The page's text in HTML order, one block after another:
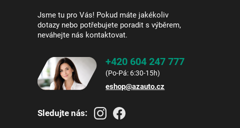
Jsme tu pro Vás! Pokud máte jakékoliv
dotazy nebo potřebujete poradit s výběrem,
neváhejte nás kontaktovat.
+420 604 247 777
eshop@azauto.cz
Sledujte nás: